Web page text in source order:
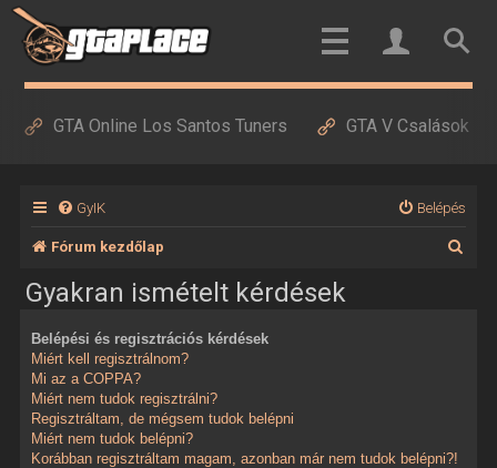
GTA Online Los Santos Tuners GTA V Csalások
GyIK Belépés
Fórum kezdőlap
Gyakran ismételt kérdések
Belépési és regisztrációs kérdések
Miért kell regisztrálnom?
Mi az a COPPA?
Miért nem tudok regisztrálni?
Regisztráltam, de mégsem tudok belépni
Miért nem tudok belépni?
Korábban regisztráltam magam, azonban már nem tudok belépni?!